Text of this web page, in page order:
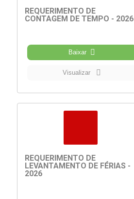
REQUERIMENTO DE
CONTAGEM DE TEMPO - 2026
Baixar
Visualizar
REQUERIMENTO DE
LEVANTAMENTO DE FÉRIAS -
2026